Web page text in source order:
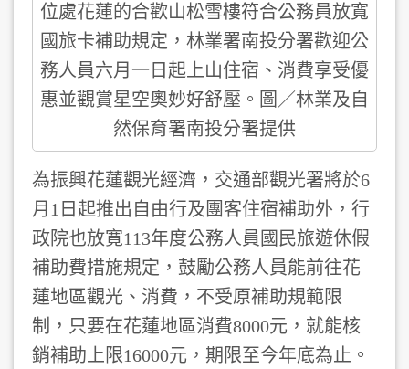
位處花蓮的合歡山松雪樓符合公務員放寬
國旅卡補助規定，林業署南投分署歡迎公
務人員六月一日起上山住宿、消費享受優
惠並觀賞星空奧妙好舒壓。圖／林業及自
然保育署南投分署提供
為振興花蓮觀光經濟，交通部觀光署將於6
月1日起推出自由行及團客住宿補助外，行
政院也放寛113年度公務人員國民旅遊休假
補助費措施規定，鼓勵公務人員能前往花
蓮地區觀光、消費，不受原補助規範限
制，只要在花蓮地區消費8000元，就能核
銷補助上限16000元，期限至今年底為止。